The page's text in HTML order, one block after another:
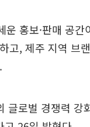
홍보·판매 공간
고, 제주 지역 브
글로벌 경쟁력 강